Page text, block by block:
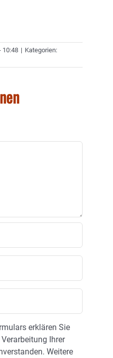
10:48 | Kategorien:
erklären Sie
Ihrer
Weitere